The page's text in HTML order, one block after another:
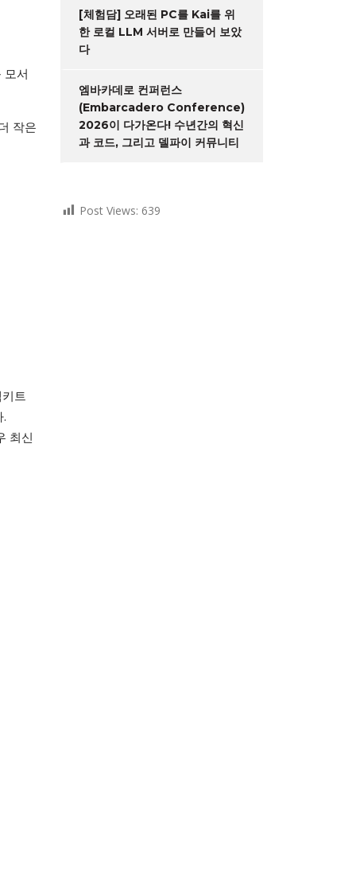
모서
작은
트
최신
[체험담] 오래된 PC를 Kai를 위
한 로컬 LLM 서버로 만들어 보았
다
엠바카데로 컨퍼런스
(Embarcadero Conference)
2026이 다가온다! 수년간의 혁신
과 코드, 그리고 델파이 커뮤니티
Post Views: 639